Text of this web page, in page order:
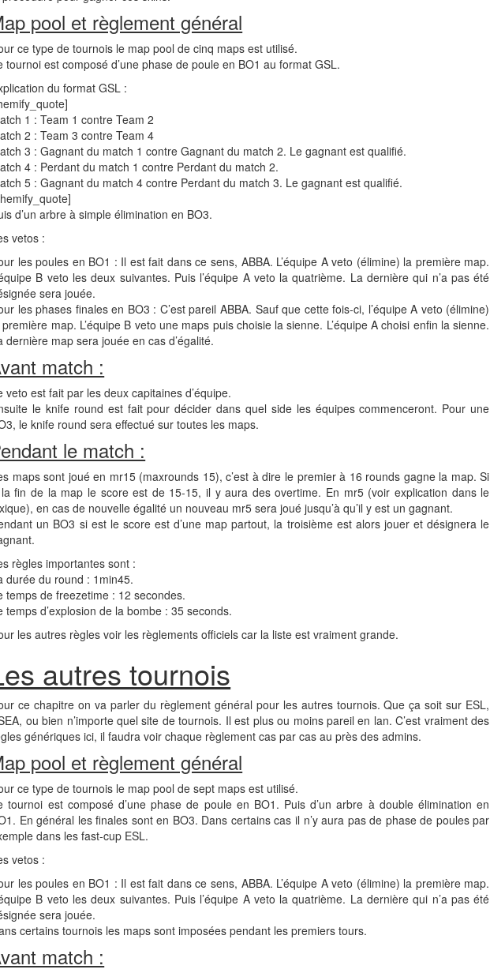
pool et règlement général
ce type de tournois le map pool de cinq maps est utilisé.
tournoi est composé d’une phase de poule en BO1 au format GSL.
du format GSL :
1 : Team 1 contre Team 2
2 : Team 3 contre Team 4
3 : Gagnant du match 1 contre Gagnant du match 2. Le gagnant est qualifié.
4 : Perdant du match 1 contre Perdant du match 2.
5 : Gagnant du match 4 contre Perdant du match 3. Le gagnant est qualifié.
d’un arbre à simple élimination en BO3.
vetos :
les poules en BO1 : Il est fait dans ce sens, ABBA. L’équipe A veto (élimine) la première map.
B veto les deux suivantes. Puis l’équipe A veto la quatrième. La dernière qui n’a pas été
sera jouée.
les phases finales en BO3 : C’est pareil ABBA. Sauf que cette fois-ci, l’équipe A veto (élimine)
première map. L’équipe B veto une maps puis choisie la sienne. L’équipe A choisi enfin la sienne.
dernière map sera jouée en cas d’égalité.
match :
veto est fait par les deux capitaines d’équipe.
le knife round est fait pour décider dans quel side les équipes commenceront. Pour une
le knife round sera effectué sur toutes les maps.
le match :
maps sont joué en mr15 (maxrounds 15), c’est à dire le premier à 16 rounds gagne la map. Si
fin de la map le score est de 15-15, il y aura des overtime. En mr5 (voir explication dans le
en cas de nouvelle égalité un nouveau mr5 sera joué jusqu’à qu’il y est un gagnant.
un BO3 si est le score est d’une map partout, la troisième est alors jouer et désignera le
règles importantes sont :
durée du round : 1min45.
temps de freezetime : 12 secondes.
temps d’explosion de la bombe : 35 seconds.
les autres règles voir les règlements officiels car la liste est vraiment grande.
autres tournois
ce chapitre on va parler du règlement général pour les autres tournois. Que ça soit sur ESL,
ou bien n’importe quel site de tournois. Il est plus ou moins pareil en lan. C’est vraiment des
génériques ici, il faudra voir chaque règlement cas par cas au près des admins.
pool et règlement général
ce type de tournois le map pool de sept maps est utilisé.
tournoi est composé d’une phase de poule en BO1. Puis d’un arbre à double élimination en
En général les finales sont en BO3. Dans certains cas il n’y aura pas de phase de poules par
dans les fast-cup ESL.
vetos :
les poules en BO1 : Il est fait dans ce sens, ABBA. L’équipe A veto (élimine) la première map.
B veto les deux suivantes. Puis l’équipe A veto la quatrième. La dernière qui n’a pas été
sera jouée.
certains tournois les maps sont imposées pendant les premiers tours.
match :